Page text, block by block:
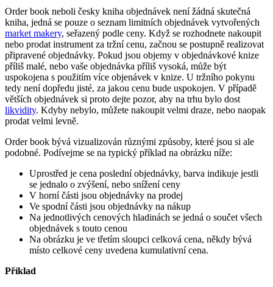
Order book neboli česky kniha objednávek není žádná skutečná
kniha, jedná se pouze o seznam limitních objednávek vytvořených
market makery, seřazený podle ceny. Když se rozhodnete nakoupit
nebo prodat instrument za tržní cenu, začnou se postupně realizovat
připravené objednávky. Pokud jsou objemy v objednávkové knize
příliš malé, nebo vaše objednávka příliš vysoká, může být
uspokojena s použitím více objenávek v knize. U tržního pokynu
tedy není dopředu jisté, za jakou cenu bude uspokojen. V případě
větších objednávek si proto dejte pozor, aby na trhu bylo dost
likvidity. Kdyby nebylo, můžete nakoupit velmi draze, nebo naopak
prodat velmi levně.
Order book bývá vizualizován různými způsoby, které jsou si ale
podobné. Podívejme se na typický příklad na obrázku níže:
Uprostřed je cena poslední objednávky, barva indikuje jestli
se jednalo o zvýšení, nebo snížení ceny
V horní části jsou objednávky na prodej
Ve spodní části jsou objednávky na nákup
Na jednotlivých cenových hladinách se jedná o součet všech
objednávek s touto cenou
Na obrázku je ve třetím sloupci celková cena, někdy bývá
místo celkové ceny uvedena kumulativní cena.
Příklad